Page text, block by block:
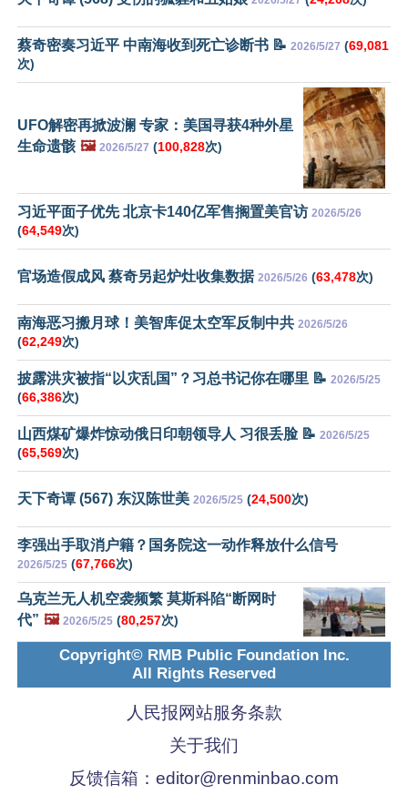
蔡奇密奏习近平 中南海收到死亡诊断书 📝 2026/5/27 (69,081
次)
UFO解密再掀波澜 专家：美国寻获4种外星
生命遗骸 🖼️ 2026/5/27 (100,828次)
习近平面子优先 北京卡140亿军售搁置美官访 2026/5/26
(64,549次)
官场造假成风 蔡奇另起炉灶收集数据 2026/5/26 (63,478次)
南海恶习搬月球！美智库促太空军反制中共 2026/5/26
(62,249次)
披露洪灾被指“以灾乱国”？习总书记你在哪里 📝 2026/5/25
(66,386次)
山西煤矿爆炸惊动俄日印朝领导人 习很丢脸 📝 2026/5/25
(65,569次)
天下奇谭 (567) 东汉陈世美 2026/5/25 (24,500次)
李强出手取消户籍？国务院这一动作释放什么信号
2026/5/25 (67,766次)
乌克兰无人机空袭频繁 莫斯科陷“断网时
代” 🖼️ 2026/5/25 (80,257次)
Copyright© RMB Public Foundation Inc.
All Rights Reserved
人民报网站服务条款
关于我们
反馈信箱： editor@renminbao.com